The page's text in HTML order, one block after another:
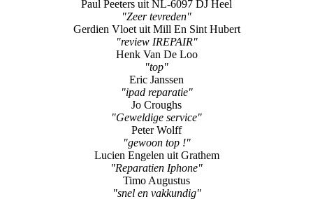
"vervangen accu macbook pro"
Harrie Cremers uit Elsloo (Meers)
"snelle accuvervanging"
Paul Peeters uit NL-6097 DJ Heel
"Zeer tevreden"
Gerdien Vloet uit Mill En Sint Hubert
"review IREPAIR"
Henk Van De Loo
"top"
Eric Janssen
"ipad reparatie"
Jo Croughs
"Geweldige service"
Peter Wolff
"gewoon top !"